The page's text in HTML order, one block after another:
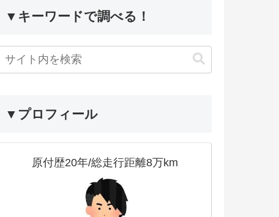
▼キーワードで調べる！
▼プロフィール
原付歴20年/総走行距離8万km